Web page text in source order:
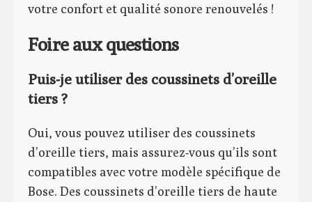
votre confort et qualité sonore renouvelés !
Foire aux questions
Puis-je utiliser des coussinets d’oreille
tiers ?
Oui, vous pouvez utiliser des coussinets
d’oreille tiers, mais assurez-vous qu’ils sont
compatibles avec votre modèle spécifique de
Bose. Des coussinets d’oreille tiers de haute